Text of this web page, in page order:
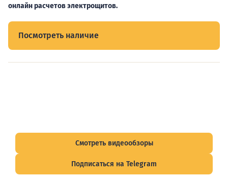
онлайн расчетов электрощитов.
Посмотреть наличие
Смотреть видеообзоры
Подписаться на Telegram